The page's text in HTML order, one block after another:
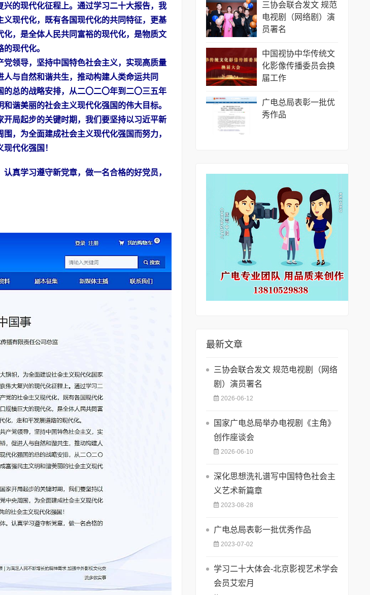
的现代化征程上。通过学习二十大报告，我
现代化，既有各国现代化的共同特征，更基
，是全体人民共同富裕的现代化，是物质文
现代化。
领导，坚持中国特色社会主义，实现高质量
与自然和谐共生，推动构建人类命运共同
总的战略安排，从二〇二〇年到二〇三五年
谐美丽的社会主义现代化强国的伟大目标。
局起步的关键时期，我们要坚持以习近平新
，为全面建成社会主义现代化强国而努力，
代化强国！
真学习遵守新党章，做一名合格的好党员，
三协会联合发文 规范
电视剧（网络剧）演
员署名
中国视协中华传统文
化影像传播委员会换
届工作
广电总局表彰一批优
秀作品
最新文章
三协会联合发文 规范电视剧（网络
剧）演员署名
2026-06-12
国家广电总局举办电视剧《主角》
创作座谈会
2026-06-10
深化思想洗礼谱写中国特色社会主
义艺术新篇章
2023-08-28
广电总局表彰一批优秀作品
2023-07-02
学习二十大体会-北京影视艺术学会
会员艾宏月